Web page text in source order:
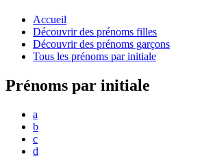
Accueil
Découvrir des prénoms filles
Découvrir des prénoms garçons
Tous les prénoms par initiale
Prénoms par initiale
a
b
c
d